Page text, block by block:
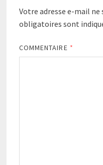
Votre adresse e-mail ne
obligatoires sont
COMMENTAIRE *